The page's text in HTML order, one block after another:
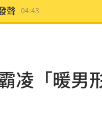
聲 04:43
04:04
鋸
凌「暖男